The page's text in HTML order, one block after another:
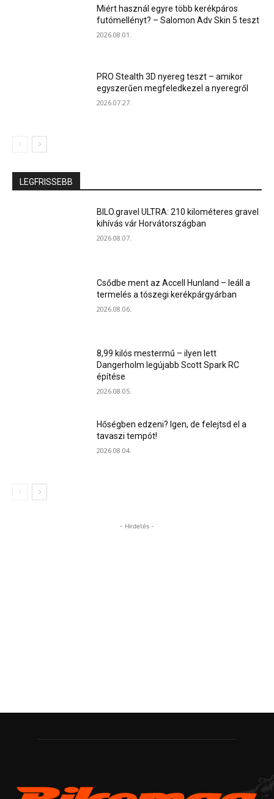
Miért használ egyre több kerékpáros
futómellényt? – Salomon Adv Skin 5 teszt
2026.08.01.
PRO Stealth 3D nyereg teszt – amikor
egyszerűen megfeledkezel a nyeregről
2026.07.27.
LEGFRISSEBB
BILO.gravel ULTRA: 210 kilométeres gravel
kihívás vár Horvátországban
2026.08.07.
Csődbe ment az Accell Hunland – leáll a
termelés a tószegi kerékpárgyárban
2026.08.06.
8,99 kilós mestermű – ilyen lett
Dangerholm legújabb Scott Spark RC
építése
2026.08.05.
Hőségben edzeni? Igen, de felejtsd el a
tavaszi tempót!
2026.08.04.
- Hirdetés -